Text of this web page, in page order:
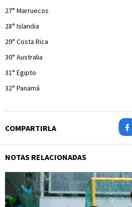
27° Marruecos
28° Islandia
29° Costa Rica
30° Australia
31° Egipto
32° Panamá
COMPARTIRLA
NOTAS RELACIONADAS